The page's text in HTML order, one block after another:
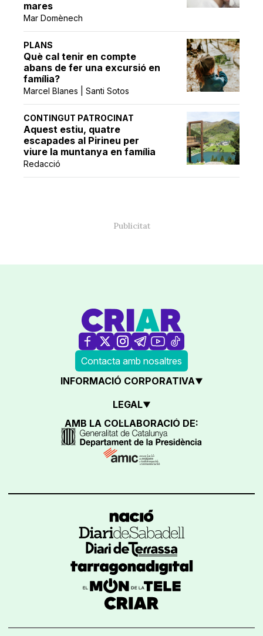
mares
Mar Domènech
PLANS
Què cal tenir en compte
abans de fer una excursió en
família?
Marcel Blanes | Santi Sotos
CONTINGUT PATROCINAT
Aquest estiu, quatre
escapades al Pirineu per
viure la muntanya en família
Redacció
Contacta amb nosaltres
INFORMACIÓ CORPORATIVA
LEGAL
AMB LA COL·LABORACIÓ DE: